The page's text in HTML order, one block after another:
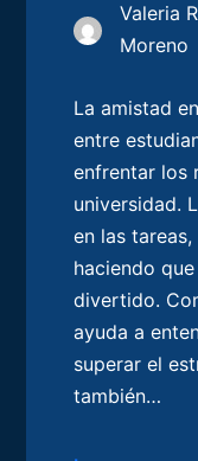
Valeria
Moreno
La amistad
entre
enfrentar los
universidad.
en las
haciendo
divertido.
ayuda a
superar el
también…